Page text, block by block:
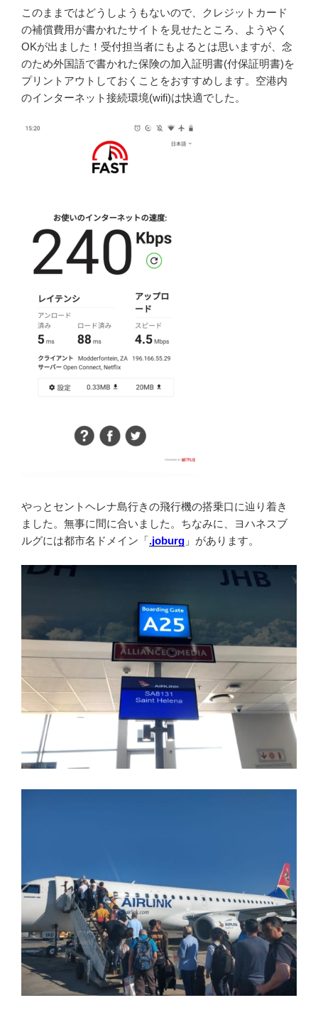
このままではどうしようもないので、クレジットカード
の補償費用が書かれたサイトを見せたところ、ようやく
OKが出ました！受付担当者にもよるとは思いますが、念
のため外国語で書かれた保険の加入証明書(付保証明書)を
プリントアウトしておくことをおすすめします。空港内
のインターネット接続環境(wifi)は快適でした。
やっとセントヘレナ島行きの飛行機の搭乗口に辿り着き
ました。無事に間に合いました。ちなみに、ヨハネスブ
ルグには都市名ドメイン「.joburg 」があります。